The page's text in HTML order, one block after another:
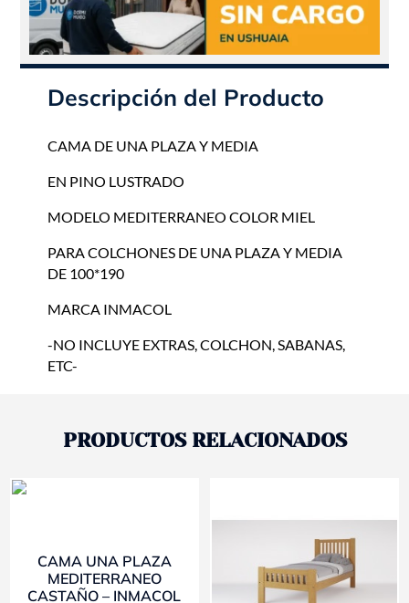
Descripción del Producto
CAMA DE UNA PLAZA Y MEDIA
EN PINO LUSTRADO
MODELO MEDITERRANEO COLOR MIEL
PARA COLCHONES DE UNA PLAZA Y MEDIA
DE 100*190
MARCA INMACOL
-NO INCLUYE EXTRAS, COLCHON, SABANAS,
ETC-
PRODUCTOS RELACIONADOS
CAMA UNA PLAZA
MEDITERRANEO
CASTAÑO – INMACOL